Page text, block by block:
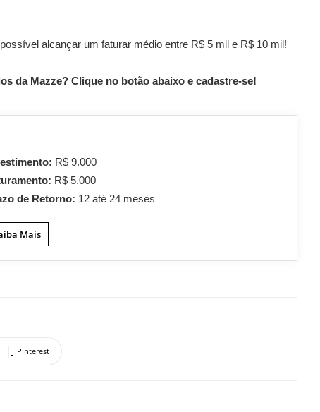
alcançar um faturar médio entre R$ 5 mil e R$ 10 mil!
da Mazze? Clique no botão abaixo e cadastre-se!
R$ 9.000
R$ 5.000
de Retorno: 12 até 24 meses
Mais
Pinterest